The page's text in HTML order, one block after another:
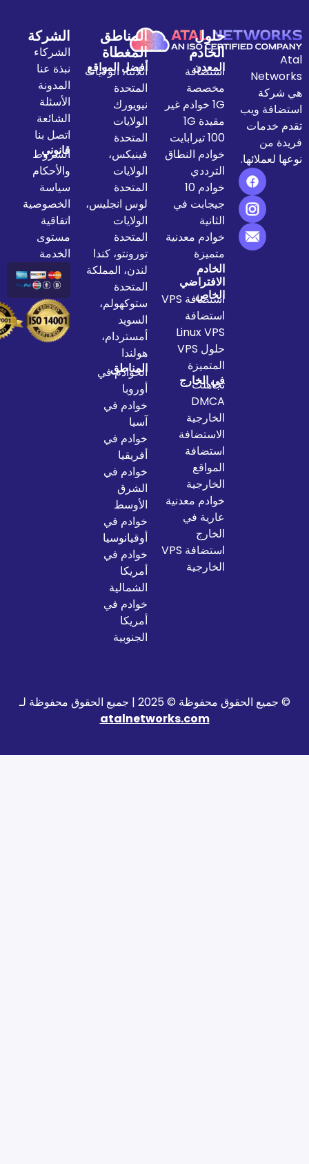
حلول
الخادم
المعدن
استضافة
مخصصة
1G خوادم غير
مقيدة 1G
100 تيرابايت
خوادم النطاق
الترددي
خوادم 10
جيجابت في
خوادم معدنية
المناطق
المغطاة
أفضل المواقع
اتلانتا، الولايات
المتحدة
نيويورك
الولايات
المتحدة
فينيكس،
الولايات
المتحدة
لوس انجليس،
الولايات
المتحدة
تورونتو، كندا
لندن، المملكة
المتحدة
ستوكهولم،
السويد
أمستردام،
هولندا
المناطق
الخوادم في
أوروبا
خوادم في
آسيا
خوادم في
أفريقيا
خوادم في
الشرق
الأوسط
خوادم في
أوقيانوسيا
خوادم في
أمريكا
الشركة
الشركاء
نبذة عنا
المدونة
الأسئلة
الشائعة
اتصل بنا
قانوني
الشروط
والأحكام
سياسة
الخصوصية
اتفاقية
مستوى
الخدمة
| جميع الحقوق محفوظة لـ
atalnetworks.com